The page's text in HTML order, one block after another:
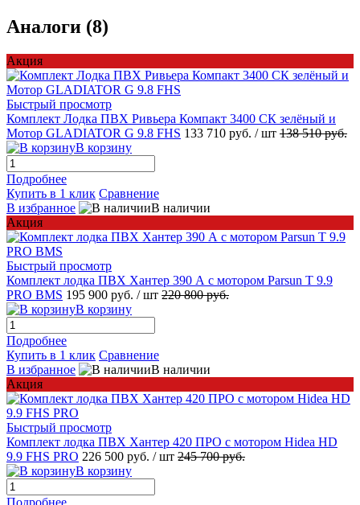
Аналоги (8)
Акция
Быстрый просмотр
Комплект Лодка ПВХ Ривьера Компакт 3400 СК зелёный и
Мотор GLADIATOR G 9.8 FHS 133 710 руб. / шт 138 510 руб.
В корзину
Подробнее
Купить в 1 клик Сравнение
В избранное
В наличии
Акция
Быстрый просмотр
Комплект лодка ПВХ Хантер 390 А с мотором Parsun T 9.9
PRO BMS 195 900 руб. / шт 220 800 руб.
В корзину
Подробнее
Купить в 1 клик Сравнение
В избранное
В наличии
Акция
Быстрый просмотр
Комплект лодка ПВХ Хантер 420 ПРО с мотором Hidea HD
9.9 FHS PRO 226 500 руб. / шт 245 700 руб.
В корзину
Подробнее